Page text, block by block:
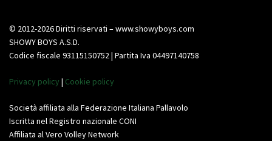
© 2012-2026 Diritti riservati – www.showyboys.com
SHOWY BOYS A.S.D.
Codice fiscale 93115150752 | Partita Iva 04497140758
Privacy policy | Cookie policy
Società affiliata alla Federazione Italiana Pallavolo
Iscritta nel Registro nazionale CONI
Affiliata al Vero Volley Network